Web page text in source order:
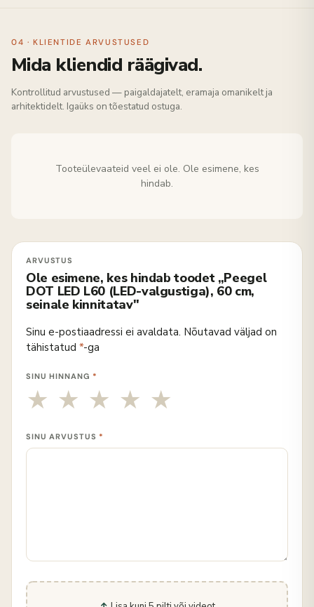
04 · KLIENTIDE ARVUSTUSED
Mida kliendid räägivad.
Kontrollitud arvustused — paigaldajatelt, eramaja omanikelt ja
arhitektidelt. Igaüks on tõestatud ostuga.
Tooteülevaateid veel ei ole. Ole esimene, kes
hindab.
Ole esimene, kes hindab toodet „Peegel
DOT LED L60 (LED-valgustiga), 60 cm,
seinale kinnitatav"
Sinu e-postiaadressi ei avaldata. Nõutavad väljad on
tähistatud *-ga
SINU HINNANG *
SINU ARVUSTUS *